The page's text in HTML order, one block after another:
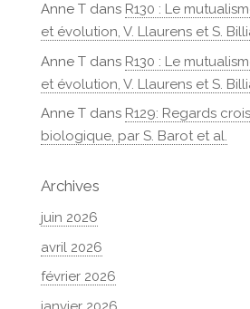
Anne Tdans R130 : Le
et évolution, V. Llaurens et S.
Anne Tdans R130 : Le
et évolution, V. Llaurens et S.
Anne Tdans R129: Regards
biologique, par S. Barot et al.
Archives
juin 2026
avril 2026
février 2026